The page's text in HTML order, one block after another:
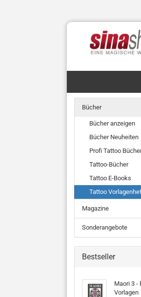
Bücher
Bücher anzeigen
Bücher Neuheiten
Profi Tattoo
Tattoo-Bücher
Tattoo E-Books
Tattoo
Magazine
Sonderangebote
Bestseller
Maori 3 -
Vorlagen